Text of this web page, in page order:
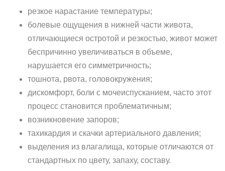
резкое нарастание температуры;
болевые ощущения в нижней части живота,
отличающиеся остротой и резкостью, живот может
беспричинно увеличиваться в объеме,
нарушается его симметричность;
тошнота, рвота, головокружения;
дискомфорт, боли с мочеиспусканием, часто этот
процесс становится проблематичным;
возникновение запоров;
тахикардия и скачки артериального давления;
выделения из влагалища, которые отличаются от
стандартных по цвету, запаху, составу.